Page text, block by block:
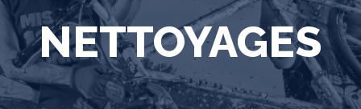
NETTOYAGES